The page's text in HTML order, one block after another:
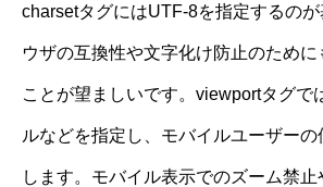
charsetタグにはUTF-8を指定するの
ウザの互換性や文字化け防止のために
ことが望ましいです。viewportタグで
ルなどを指定し、モバイルユーザー
します。モバイル表示でのズーム禁